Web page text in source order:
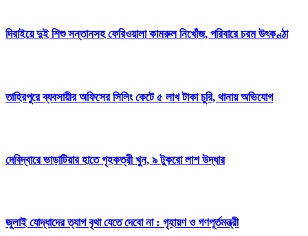
দিরাইয়ে দুই শিশু সন্তানসহ ফেরিওয়ালা কামরুল নিখোঁজ, পরিবারে চরম উৎকণ্ঠা
তাহিরপুরে ব্যবসায়ীর অফিসের সিলিং কেটে ৫ লাখ টাকা চুরি, থানায় অভিযোগ
দেবিদ্বারে ভাড়াটিয়ার হাতে গৃহকত্রী খুন, ৯ টুকরো লাশ উদ্ধার
জুলাই যোদ্ধাদের ত্যাগ বৃথা যেতে দেবো না : গৃহায়ণ ও গণপূর্তমন্ত্রী